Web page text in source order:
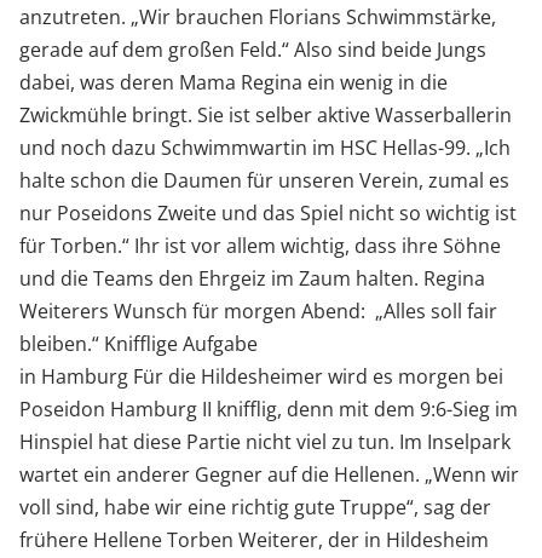
anzutreten. „Wir brauchen Florians Schwimmstärke,
gerade auf dem großen Feld.“ Also sind beide Jungs
dabei, was deren Mama Regina ein wenig in die
Zwickmühle bringt. Sie ist selber aktive Wasserballerin
und noch dazu Schwimmwartin im HSC Hellas-99. „Ich
halte schon die Daumen für unseren Verein, zumal es
nur Poseidons Zweite und das Spiel nicht so wichtig ist
für Torben.“ Ihr ist vor allem wichtig, dass ihre Söhne
und die Teams den Ehrgeiz im Zaum halten. Regina
Weiterers Wunsch für morgen Abend: „Alles soll fair
bleiben.“ Knifflige Aufgabe
in Hamburg Für die Hildesheimer wird es morgen bei
Poseidon Hamburg II knifflig, denn mit dem 9:6-Sieg im
Hinspiel hat diese Partie nicht viel zu tun. Im Inselpark
wartet ein anderer Gegner auf die Hellenen. „Wenn wir
voll sind, habe wir eine richtig gute Truppe“, sag der
frühere Hellene Torben Weiterer, der in Hildesheim